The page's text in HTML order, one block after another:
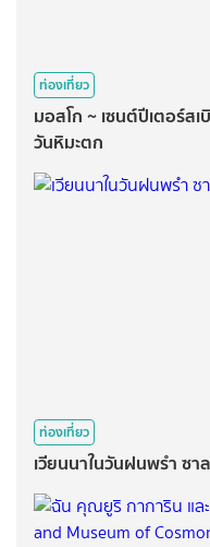
ท่องเที่ยว
มอสโก ~ เซนต์ปีเตอร์ส
วันหิมะตก
ท่องเที่ยว
เวียน